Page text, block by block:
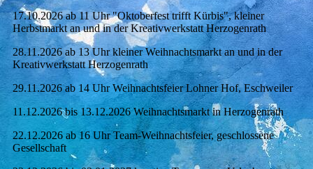
17.10.2026 ab 11 Uhr "Oktoberfest trifft Kürbis", kleiner
Herbstmarkt an und in der Kreativwerkstatt Herzogenrath
28.11.2026 ab 13 Uhr kleiner Weihnachtsmarkt an und in der
Kreativwerkstatt Herzogenrath
29.11.2026 ab 14 Uhr Weihnachtsfeier Lohner Hof, Eschweiler
11.12.2026 bis 13.12.2026 Weihnachtsmarkt in Herzogenrath
22.12.2026 ab 16 Uhr Team-Weihnachtsfeier, geschlossene
Gesellschaft